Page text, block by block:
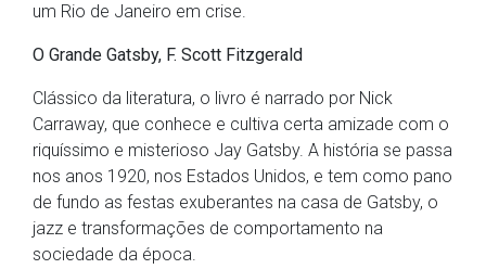
um Rio de Janeiro em crise.
O Grande Gatsby, F. Scott Fitzgerald
Clássico da literatura, o livro é narrado por Nick
Carraway, que conhece e cultiva certa amizade com o
riquíssimo e misterioso Jay Gatsby. A história se passa
nos anos 1920, nos Estados Unidos, e tem como pano
de fundo as festas exuberantes na casa de Gatsby, o
jazz e transformações de comportamento na
sociedade da época.